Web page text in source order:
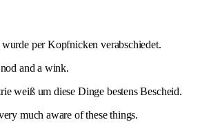
per Kopfnicken verabschiedet.
and a wink.
weiß um diese Dinge bestens Bescheid.
much aware of these things.